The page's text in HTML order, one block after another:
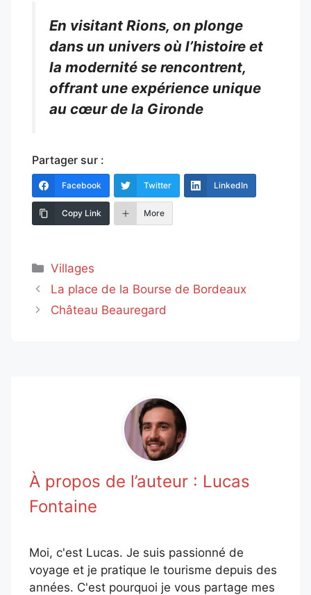
En visitant Rions, on plonge
dans un univers où l’histoire et
la modernité se rencontrent,
offrant une expérience unique
au cœur de la Gironde
Partager sur :
Facebook Twitter LinkedIn
Copy Link More
Catégories
Villages
La place de la Bourse de Bordeaux
Château Beauregard
À propos de l’auteur : Lucas
Fontaine
Moi, c'est Lucas. Je suis passionné de
voyage et je pratique le tourisme depuis des
années. C'est pourquoi je vous partage mes